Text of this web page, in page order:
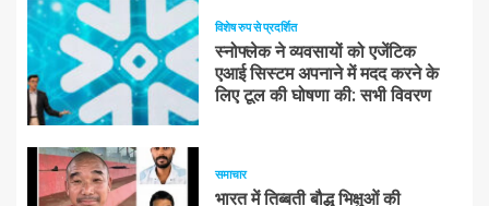
विशेष रुप से प्रदर्शित
स्नोफ्लेक ने व्यवसायों को एजेंटिक
एआई सिस्टम अपनाने में मदद करने के
लिए टूल की घोषणा की: सभी विवरण
समाचार
भारत में तिब्बती बौद्ध भिक्षुओं की